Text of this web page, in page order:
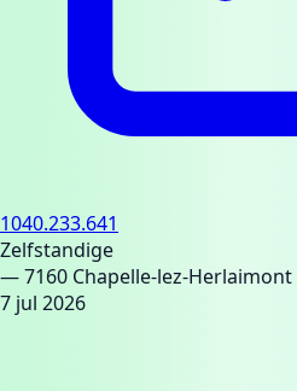
1040.233.641
Zelfstandige
— 7160 Chapelle-lez-Herlaimont
7 jul 2026